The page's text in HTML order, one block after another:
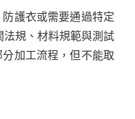
護衣或需要通過特定
規、材料規範與測試
加工流程，但不能取